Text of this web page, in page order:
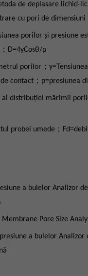
de deplasare lichid-
cu pori de dimensiuni
porilor și presiune
D=4yCosθ/p
porilor；
contact；p=presiunea
al distribuției mărimii
probei umede；
a bulelor Analizor
Membrane Pore Size
a bulelor Analizor